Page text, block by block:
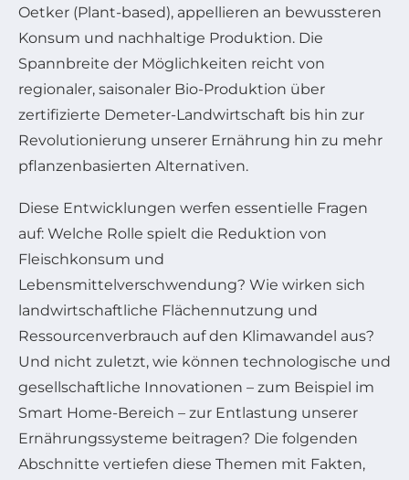
Oetker (Plant-based), appellieren an bewussteren
Konsum und nachhaltige Produktion. Die
Spannbreite der Möglichkeiten reicht von
regionaler, saisonaler Bio-Produktion über
zertifizierte Demeter-Landwirtschaft bis hin zur
Revolutionierung unserer Ernährung hin zu mehr
pflanzenbasierten Alternativen.
Diese Entwicklungen werfen essentielle Fragen
auf: Welche Rolle spielt die Reduktion von
Fleischkonsum und
Lebensmittelverschwendung? Wie wirken sich
landwirtschaftliche Flächennutzung und
Ressourcenverbrauch auf den Klimawandel aus?
Und nicht zuletzt, wie können technologische und
gesellschaftliche Innovationen – zum Beispiel im
Smart Home-Bereich – zur Entlastung unserer
Ernährungssysteme beitragen? Die folgenden
Abschnitte vertiefen diese Themen mit Fakten,